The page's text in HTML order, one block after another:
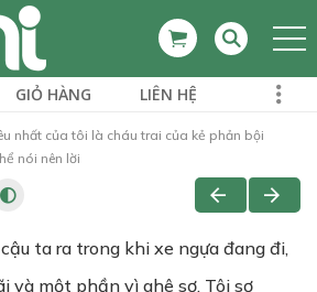
GIỎ HÀNG LIÊN HỆ
nhất của tôi là cháu trai của kẻ phản bội
nói nên lời
ta ra trong khi xe ngựa đang đi,
và một phần vì ghê sợ. Tôi sợ